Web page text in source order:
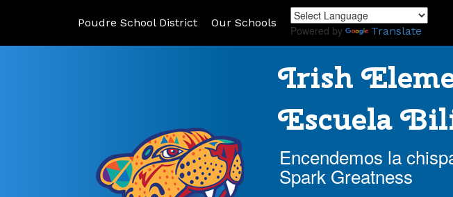
Poudre School District Our Schools
Powered by Translate
Irish
Escuela
Encendemos la
Spark Greatness